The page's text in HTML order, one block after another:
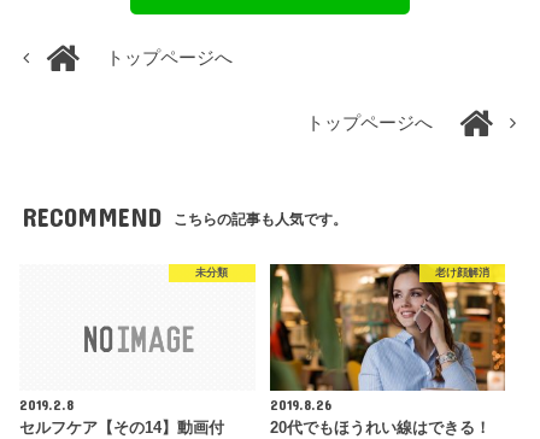
トップページへ
トップページへ
RECOMMEND こちらの記事も人気です。
未分類
2019.2.8
セルフケア【その14】動画付
老け顔解消
2019.8.26
20代でもほうれい線はできる！